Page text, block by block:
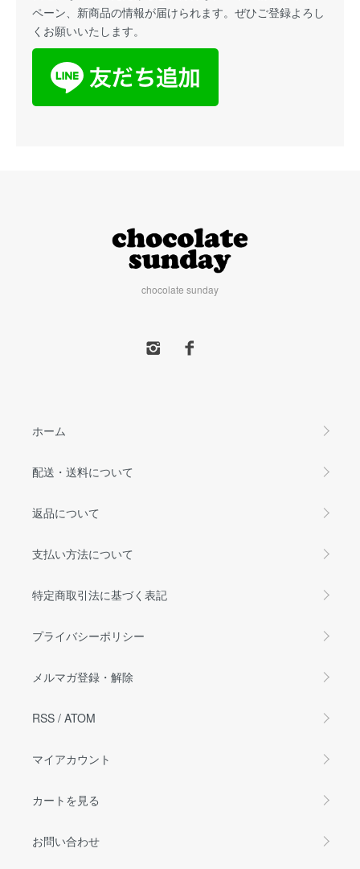
ペーン、新商品の情報が届けられます。ぜひご登録よろし
くお願いいたします。
chocolate sunday
ホーム
配送・送料について
返品について
支払い方法について
特定商取引法に基づく表記
プライバシーポリシー
メルマガ登録・解除
RSS / ATOM
マイアカウント
カートを見る
お問い合わせ